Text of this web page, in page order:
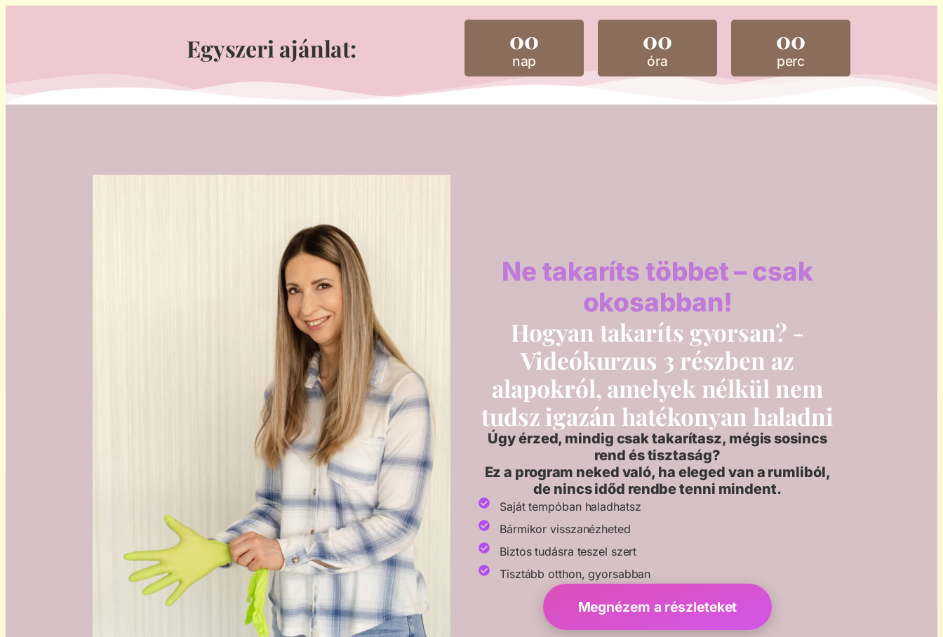
Egyszeri ajánlat: 00
nap
00
óra
00
perc
Ne takaríts többet – csak
okosabban!
Hogyan takaríts gyorsan? -
Videókurzus 3 részben az
alapokról, amelyek nélkül nem
tudsz igazán hatékonyan haladni
Úgy érzed, mindig csak takarítasz, mégis sosincs
rend és tisztaság?
Ez a program neked való, ha eleged van a rumliból,
de nincs időd rendbe tenni mindent.
Saját tempóban haladhatsz
Bármikor visszanézheted
Biztos tudásra teszel szert
Tisztább otthon, gyorsabban
Megnézem a részleteket